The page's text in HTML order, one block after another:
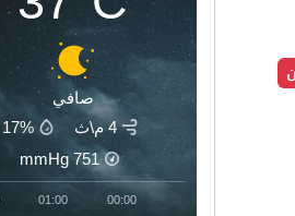
صافي
4 م\ث
17%
751
mmHg
00:00
01:00